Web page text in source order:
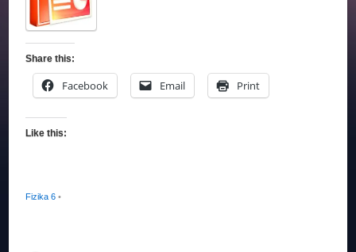
Share this:
Facebook Email Print
Like this:
Fizika 6 •